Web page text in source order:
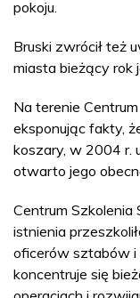
pokoju.
Bruski zwrócił też
miasta bieżący rok
Na terenie
eksponując fakty,
koszary, w 2004 r.
otwarto jego
Centrum Szkolenia
istnienia
oficerów sztabów i
koncentruje się